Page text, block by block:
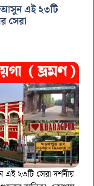
এই ২৩টি
সেরা
২৩টি সেরা দর্শনীয়